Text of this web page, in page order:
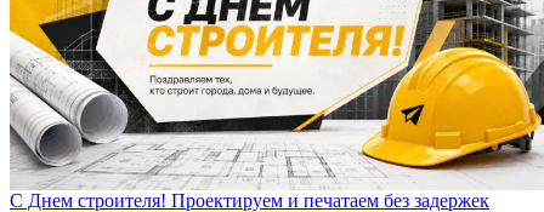
С Днем строителя! Проектируем и печатаем без задержек